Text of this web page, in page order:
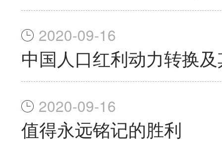
2020-09-16
中国人口红利动力转换
2020-09-16
值得永远铭记的胜利